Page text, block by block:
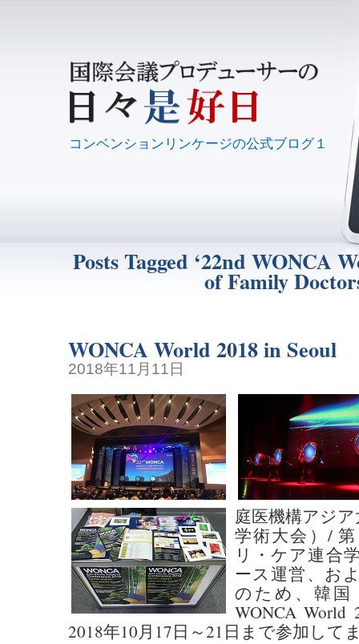
コンベンションリンケージの公式ブログ１
Posts Tagged ‘22nd WONCA
of Family
WONCA World 2018 in Seoul
2018年11月11日
庭医機構アジ
学術大会）/
リ・ケア連合
ース運営、お
のため、韓国
WONCA
2018年10月17日～21日まで参加して